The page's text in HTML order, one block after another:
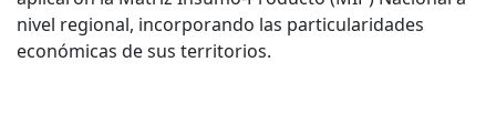
nivel regional, incorporando las particularidades
económicas de sus territorios.